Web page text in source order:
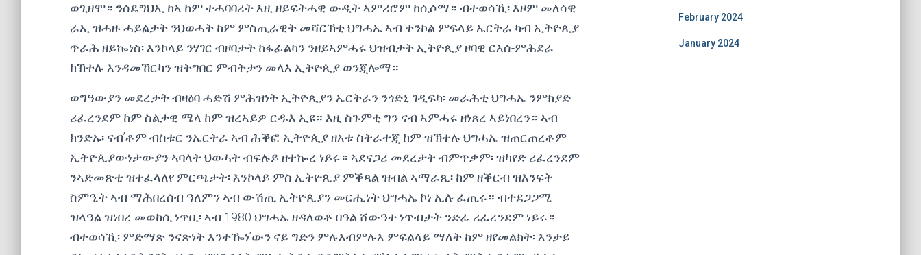
ወጊዘሞ። ንሰዴግህኢ ከኣ ከም ተሓባባሪት እዚ ዘይፍትሓዊ ውዲት ኣምሪሮም ከሲሶማ። ብተወሳኺ፡ እዞም መለሳዊ
ራኢ ዝሓዙ ሓይልታት ንህወሓት ከም ምስጢራዊት መሻርኽቲ ህግሓኤ ኣብ ተንኮል ምፍላይ ኤርትራ ካብ ኢትዮጲያ
ጥራሕ ዘይኰነስ፡ እንኮላይ ንሃገር ብዞባታት ከፋፊልካን ንዘይኣምሓሩ ህዝብታት ኢትዮጲያ ዞባዊ ርእሰ-ምሕደራ
ክኽተሉ እንዳመኸርካን ዝትግበር ምብትታን መላእ ኢትዮጲያ ወንጂሎማ።
ወግዓውያን መደረታት ብዛዕባ ሓድሽ ምሕዝነት ኢትዮጲያን ኤርትራን ንጎድኒ ገዲፍካ፡ መራሕቲ ህግሓኤ ንምክያድ
ሪፈረንደም ከም ስልታዊ ሜላ ከም ዝረኣይዎ ርዱእ ኢዩ። እዚ ስጉምቲ ግን ናብ ኣምሓሩ ዘነጸረ ኣይነበረን። ኣብ
ክንድኡ፡ ናብ’ቶም ብስቱር ንኤርትራ ኣብ ሕቕፎ ኢትዮጲያ ዘአቱ ስትራተጂ ከም ዝኽተሉ ህግሓኤ ዝጠርጠረቶም
ኢትዮጲያውነታውያን ኣባላት ህወሓት ብፍሉይ ዘተኰረ ነይሩ። ኣደናጋሪ መደረታት ብምጥቃም፡ ዝካየድ ሪፈረንደም
ንኣድመጽቲ ዝተፈላለየ ምርጫታት፡ እንኮላይ ምስ ኢትዮጲያ ምቕጻል ዝብል ኣማራጺ፡ ከም ዘቕርብ ዝእንፍት
ስምዒት ኣብ ማሕበረሰብ ዓለምን ኣብ ውሽጢ ኢትዮጲያን መርሒነት ህግሓኤ ኮነ ኢሉ ፈጢሩ። ብተደጋጋሚ
ዝላዓል ዝነበረ መወከሲ ነጥቢ፡ ኣብ 1980 ህግሓኤ ዘዳለወቶ በዓል ሸውዓተ ነጥብታት ንድፊ ሪፈረንደም ነይሩ።
ብተወሳኺ፡ ምድማጽ ንናጽነት እንተዀነ’ውን ናይ ግድን ምሉእብምሉእ ምፍልላይ ማለት ከም ዘየመልክት፡ እንታይ
February 2024
January 2024